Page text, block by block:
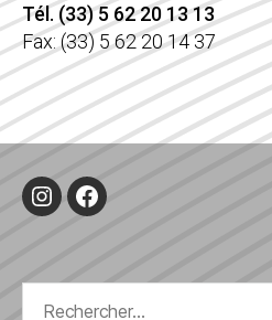
Tél. (33) 5 62 20 13 13
Fax: (33) 5 62 20 14 37
InstagramFacebook